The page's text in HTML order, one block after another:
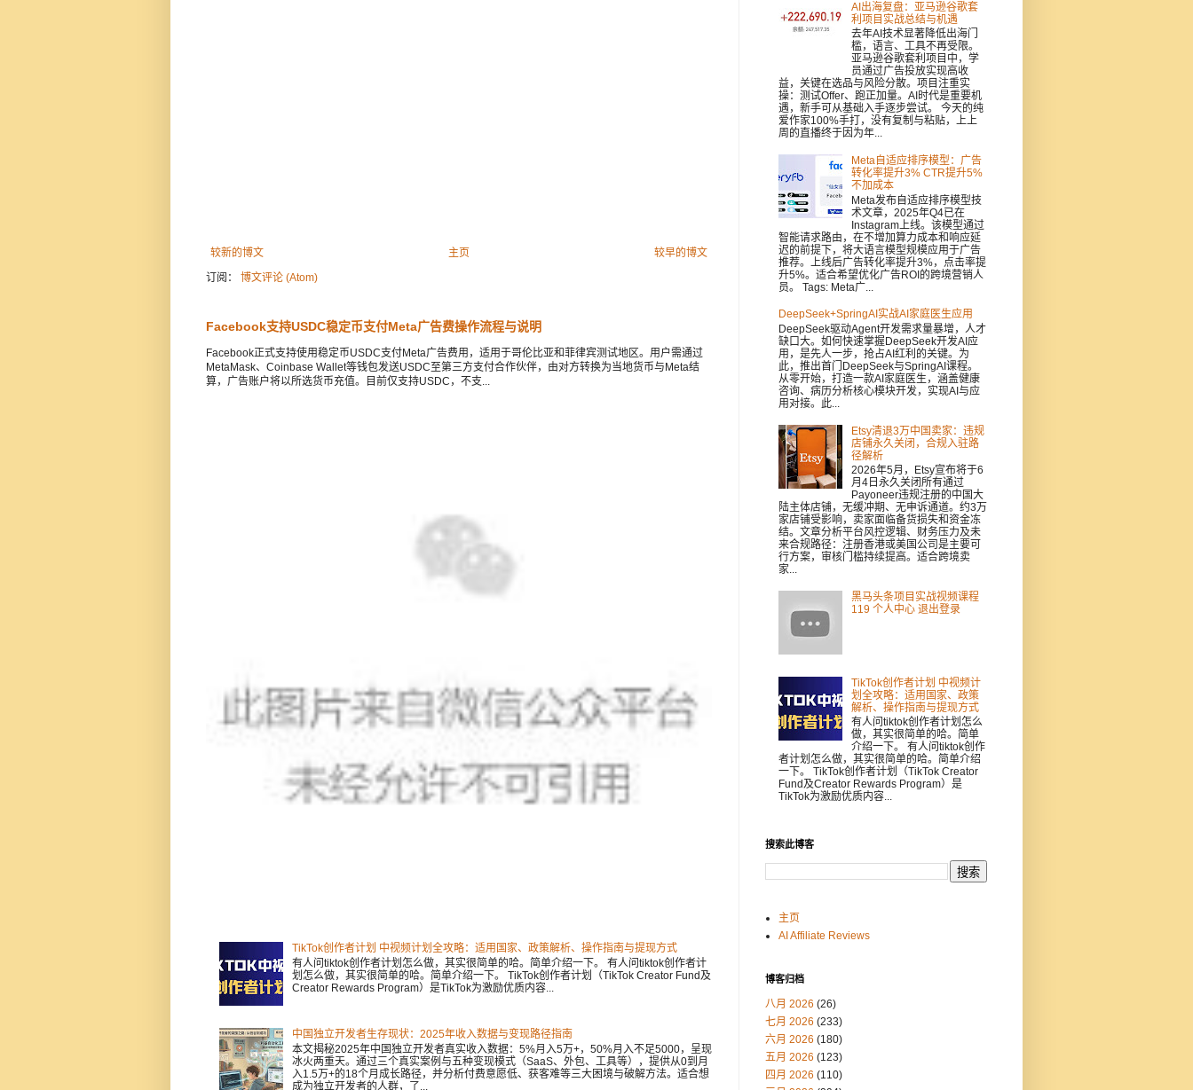
较新的博文 较早的博文
主页
订阅： 博文评论 (Atom)
Facebook支持USDC稳定币支付Meta广告费操作流程与说明
Facebook正式支持使用稳定币USDC支付Meta广告费用，适用于哥伦比亚和菲律宾测试地区。用户需通过
MetaMask、Coinbase Wallet等钱包发送USDC至第三方支付合作伙伴，由对方转换为当地货币与Meta结
算，广告账户将以所选货币充值。目前仅支持USDC，不支...
TikTok创作者计划 中视频计划全攻略：适用国家、政策解析、操作指南与提现方式
有人问tiktok创作者计划怎么做，其实很简单的哈。简单介绍一下。 有人问tiktok创作者计
划怎么做，其实很简单的哈。简单介绍一下。 TikTok创作者计划（TikTok Creator Fund及
Creator Rewards Program）是TikTok为激励优质内容...
中国独立开发者生存现状：2025年收入数据与变现路径指南
本文揭秘2025年中国独立开发者真实收入数据：5%月入5万+，50%月入不足5000，呈现
冰火两重天。通过三个真实案例与五种变现模式（SaaS、外包、工具等），提供从0到月
入1.5万+的18个月成长路径，并分析付费意愿低、获客难等三大困境与破解方法。适合想
成为独立开发者的人群，了...
AI出海复盘：亚马逊谷歌套
利项目实战总结与机遇
去年AI技术显著降低出海门
槛，语言、工具不再受限。
亚马逊谷歌套利项目中，学
员通过广告投放实现高收
益，关键在选品与风险分散。项目注重实
操：测试Offer、跑正加量。AI时代是重要机
遇，新手可从基础入手逐步尝试。 今天的纯
爱作家100%手打，没有复制与粘贴，上上
周的直播终于因为年...
Meta自适应排序模型：广告
转化率提升3% CTR提升5%
不加成本
Meta发布自适应排序模型技
术文章，2025年Q4已在
Instagram上线。该模型通过
智能请求路由，在不增加算力成本和响应延
迟的前提下，将大语言模型规模应用于广告
推荐。上线后广告转化率提升3%，点击率提
升5%。适合希望优化广告ROI的跨境营销人
员。 Tags: Meta广...
DeepSeek+SpringAI实战AI家庭医生应用
DeepSeek驱动Agent开发需求量暴增，人才
缺口大。如何快速掌握DeepSeek开发AI应
用，是先人一步，抢占AI红利的关键。为
此，推出首门DeepSeek与SpringAI课程。
从零开始，打造一款AI家庭医生，涵盖健康
咨询、病历分析核心模块开发，实现AI与应
用对接。此...
Etsy清退3万中国卖家：违规
店铺永久关闭，合规入驻路
径解析
2026年5月，Etsy宣布将于6
月4日永久关闭所有通过
Payoneer违规注册的中国大
陆主体店铺，无缓冲期、无申诉通道。约3万
家店铺受影响，卖家面临备货损失和资金冻
结。文章分析平台风控逻辑、财务压力及未
来合规路径：注册香港或美国公司是主要可
行方案，审核门槛持续提高。适合跨境卖
家...
黑马头条项目实战视频课程
119 个人中心 退出登录
TikTok创作者计划 中视频计
划全攻略：适用国家、政策
解析、操作指南与提现方式
有人问tiktok创作者计划怎么
做，其实很简单的哈。简单
介绍一下。 有人问tiktok创作
者计划怎么做，其实很简单的哈。简单介绍
一下。 TikTok创作者计划（TikTok Creator
Fund及Creator Rewards Program）是
TikTok为激励优质内容...
搜索此博客
主页
AI Affiliate Reviews
博客归档
八月 2026 (26)
七月 2026 (233)
六月 2026 (180)
五月 2026 (123)
四月 2026 (110)